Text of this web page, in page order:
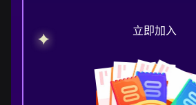
立即加入